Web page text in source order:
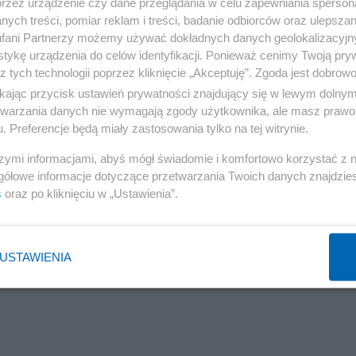
podobno zaskoczony.
Reklama
przesłanianych całe lata przez naiwne, ale
rynkowej, minimalnej roli państwa, o trwałym,
Kompromitacja tych ideologii
myślenia, analizowania
rozwój sytuacji jak i przypadki katastrofalne.
treści, pomiar reklam i treści, badanie odbiorców oraz
Partnerzy możemy używać dokładnych danych
urządzenia do celów identyfikacji. Ponieważ cenimy Twoją
tych technologii poprzez kliknięcie „Akceptuję”. Zgoda jest
przycisk ustawień prywatności znajdujący się w lewym
danych nie wymagają zgody użytkownika, ale masz
Preferencje będą miały zastosowania tylko na tej witrynie.
informacjami, abyś mógł świadomie i komfortowo korzystać z
informacje dotyczące przetwarzania Twoich danych
oraz po kliknięciu w „Ustawienia”.
USTAWIENIA